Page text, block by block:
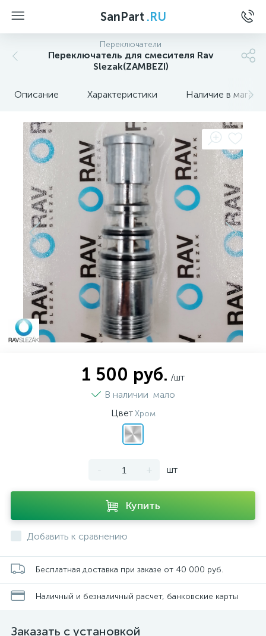
SanPart .RU
Переключатели
Переключатель для смесителя Rav
Slezak(ZAMBEZI)
Описание Характеристики Наличие в
1 500 руб. /шт
В наличии мало
Цвет Хром
- + шт
Купить
Добавить к сравнению
Бесплатная доставка при заказе от 40 000 руб.
Наличный и безналичный расчет, банковские карты
Заказать с установкой